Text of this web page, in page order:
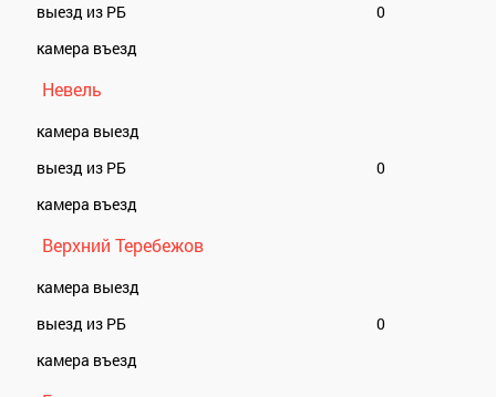
выезд из РБ
0
камера въезд
Невель
камера выезд
выезд из РБ
0
камера въезд
Верхний Теребежов
камера выезд
выезд из РБ
0
камера въезд